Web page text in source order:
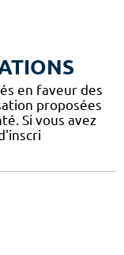
en faveur des
proposées
Si vous avez